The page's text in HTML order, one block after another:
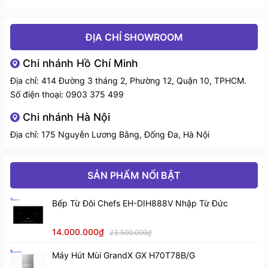
Giàn rửa của SMS6ZCI16E Series 6
3. Tính năng nổi bật của máy rửa chén Bosch
SMS6ZCI16E Series 6:
Sức chứa 14 bộ đồ ăn Châu Âu
Độ ồn 40 dB
Công suất tiêu thụ
điện
0,65kwh
Công suất tiêu thụ
nước
9,0 lít
Zeolith + + Heat Exchanger (Bộ trao
Số chương trình rửa
ĐỊA CHỈ SHOWROOM
Chi nhánh Hồ Chí Minh
Địa chỉ: 414 Đường 3 tháng 2, Phường 12, Quận 10, TPHCM.
Số điện thoại: 0903 375 499
Chi nhánh Hà Nội
Địa chỉ: 175 Nguyễn Lương Bằng, Đống Đa, Hà Nội
SẢN PHẨM NỔI BẬT
Bếp Từ Đôi Chefs EH-DIH888V Nhập Từ Đức
14.000.000₫ 23.500.000₫
Máy Hút Mùi GrandX GX H70T78B/G